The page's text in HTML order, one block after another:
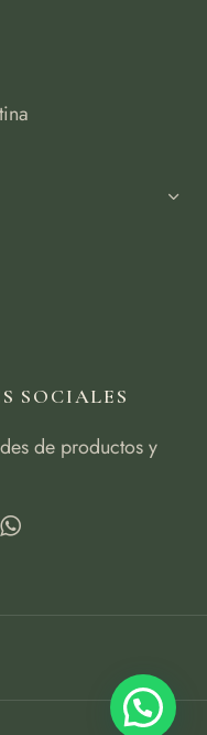
SOCIALES
de productos y